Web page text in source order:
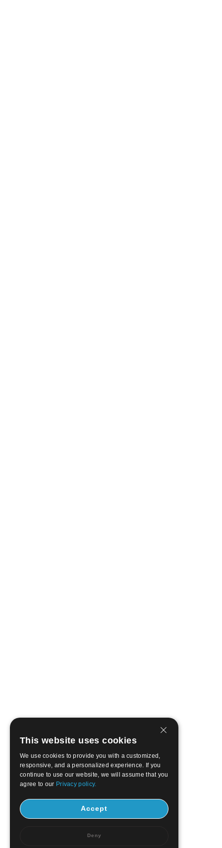
This website uses cookies
We use cookies to provide you with a customized,
responsive, and a personalized experience. If you
continue to use our website, we will assume that you
agree to our Privacy policy.
Accept
Deny